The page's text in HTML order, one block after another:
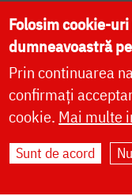
DONEAZĂ ONLINE
LIVE
Folosim cookie-
dumneavoastră
Prin continuarea
confirmați
cookie. Mai multe
Sunt de acord